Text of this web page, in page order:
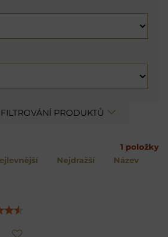
PRODUKTŮ
1 položky
Nejdražší
Název